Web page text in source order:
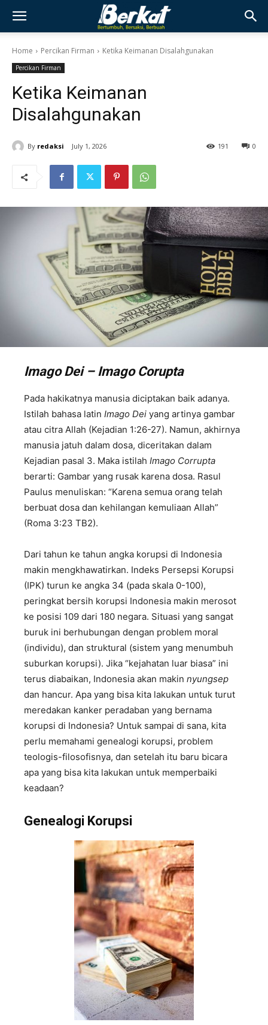
Home Percikan Firman Ketika Keimanan Disalahgunakan
Percikan Firman
Ketika Keimanan
Disalahgunakan
By redaksi July 1, 2026 0
191
Imago Dei – Imago Corupta
Pada hakikatnya manusia diciptakan baik adanya.
Istilah bahasa latin Imago Dei yang artinya gambar
atau citra Allah (Kejadian 1:26-27). Namun, akhirnya
manusia jatuh dalam dosa, diceritakan dalam
Kejadian pasal 3. Maka istilah Imago Corrupta
berarti: Gambar yang rusak karena dosa. Rasul
Paulus menuliskan: “Karena semua orang telah
berbuat dosa dan kehilangan kemuliaan Allah”
(Roma 3:23 TB2).
Dari tahun ke tahun angka korupsi di Indonesia
makin mengkhawatirkan. Indeks Persepsi Korupsi
(IPK) turun ke angka 34 (pada skala 0-100),
peringkat bersih korupsi Indonesia makin merosot
ke posisi 109 dari 180 negara. Situasi yang sangat
buruk ini berhubungan dengan problem moral
(individu), dan struktural (sistem yang menumbuh
suburkan korupsi). Jika “kejahatan luar biasa” ini
terus diabaikan, Indonesia akan makin nyungsep
dan hancur. Apa yang bisa kita lakukan untuk turut
meredakan kanker peradaban yang bernama
korupsi di Indonesia? Untuk sampai di sana, kita
perlu memahami genealogi korupsi, problem
teologis-filosofisnya, dan setelah itu baru bicara
apa yang bisa kita lakukan untuk memperbaiki
keadaan?
Genealogi Korupsi